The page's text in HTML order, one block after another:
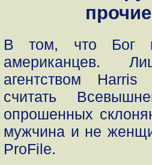
В том, что Бог
американцев.
агентством Harris
считать
опрошенных
мужчина и не
ProFile.